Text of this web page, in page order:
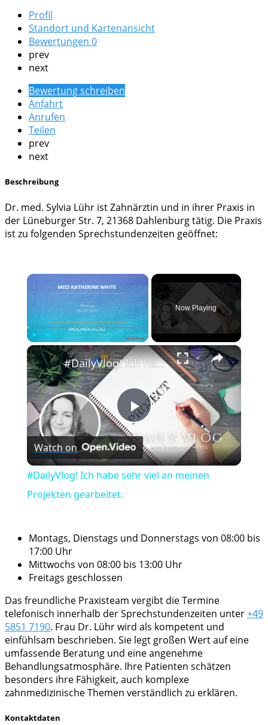
Profil
Standort und Kartenansicht
Bewertungen 0
prev
next
Bewertung schreiben
Anfahrt
Anrufen
Teilen
prev
next
Beschreibung
Dr. med. Sylvia Lühr ist Zahnärztin und in ihrer Praxis in
der Lüneburger Str. 7, 21368 Dahlenburg tätig. Die Praxis
ist zu folgenden Sprechstundenzeiten geöffnet:
×
Play Unmute Fullscreen
Now Playing
×
Play
Video
#DailyVlog! Ich habe sehr viel an meinen Projekten gearbeitet.
Watch on
#DailyVlog! Ich habe sehr viel an meinen
Projekten gearbeitet.
Montags, Dienstags und Donnerstags von 08:00 bis
17:00 Uhr
Mittwochs von 08:00 bis 13:00 Uhr
Freitags geschlossen
Das freundliche Praxisteam vergibt die Termine
telefonisch innerhalb der Sprechstundenzeiten unter+49
5851 7190. Frau Dr. Lühr wird als kompetent und
einfühlsam beschrieben. Sie legt großen Wert auf eine
umfassende Beratung und eine angenehme
Behandlungsatmosphäre. Ihre Patienten schätzen
besonders ihre Fähigkeit, auch komplexe
zahnmedizinische Themen verständlich zu erklären.
Kontaktdaten